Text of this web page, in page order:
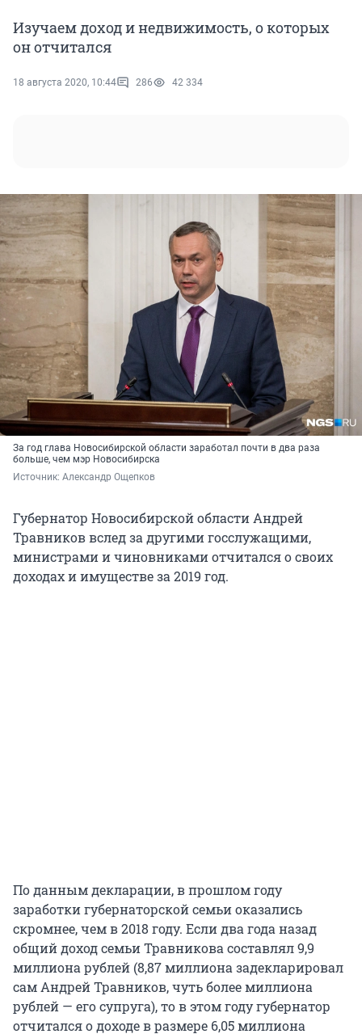
Изучаем доход и недвижимость, о которых
он отчитался
18 августа 2020, 10:44 286 42 334
За год глава Новосибирской области заработал почти в два раза
больше, чем мэр Новосибирска
Источник: Александр Ощепков
Губернатор Новосибирской области Андрей
Травников вслед за другими госслужащими,
министрами и чиновниками отчитался о своих
доходах и имуществе за 2019 год.
По данным декларации, в прошлом году
заработки губернаторской семьи оказались
скромнее, чем в 2018 году. Если два года назад
общий доход семьи Травникова составлял 9,9
миллиона рублей (8,87 миллиона задекларировал
сам Андрей Травников, чуть более миллиона
рублей — его супруга), то в этом году губернатор
отчитался о доходе в размере 6,05 миллиона